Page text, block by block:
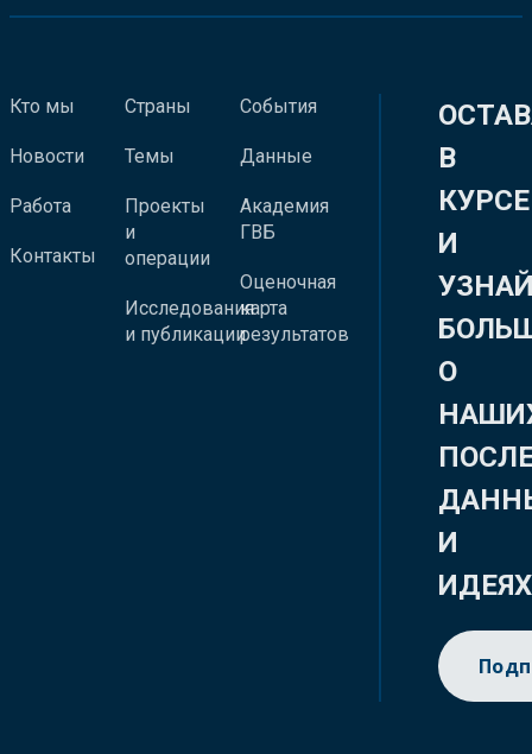
Кто мы
Новости
Работа
Контакты
Страны
Темы
Проекты
и
операции
Исследования
и публикации
События
Данные
Академия
ГВБ
Оценочная
карта
результатов
В
КУРСЕ
И
О
И
ИДЕЯХ